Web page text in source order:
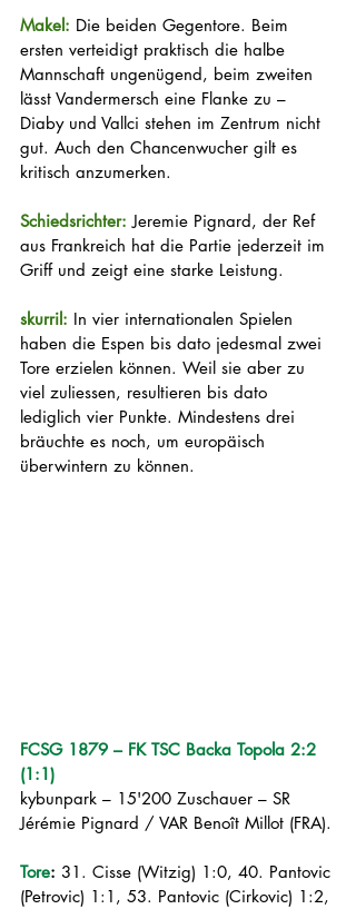
Makel: Die beiden Gegentore. Beim
ersten verteidigt praktisch die halbe
Mannschaft ungenügend, beim zweiten
lässt Vandermersch eine Flanke zu –
Diaby und Vallci stehen im Zentrum nicht
gut. Auch den Chancenwucher gilt es
kritisch anzumerken.
Schiedsrichter: Jeremie Pignard, der Ref
aus Frankreich hat die Partie jederzeit im
Griff und zeigt eine starke Leistung.
skurril: In vier internationalen Spielen
haben die Espen bis dato jedesmal zwei
Tore erzielen können. Weil sie aber zu
viel zuliessen, resultieren bis dato
lediglich vier Punkte. Mindestens drei
bräuchte es noch, um europäisch
überwintern zu können.
FCSG 1879 – FK TSC Backa Topola 2:2
(1:1)
kybunpark – 15'200 Zuschauer – SR
Jérémie Pignard / VAR Benoît Millot (FRA).
Tore: 31. Cisse (Witzig) 1:0, 40. Pantovic
(Petrovic) 1:1, 53. Pantovic (Cirkovic) 1:2,